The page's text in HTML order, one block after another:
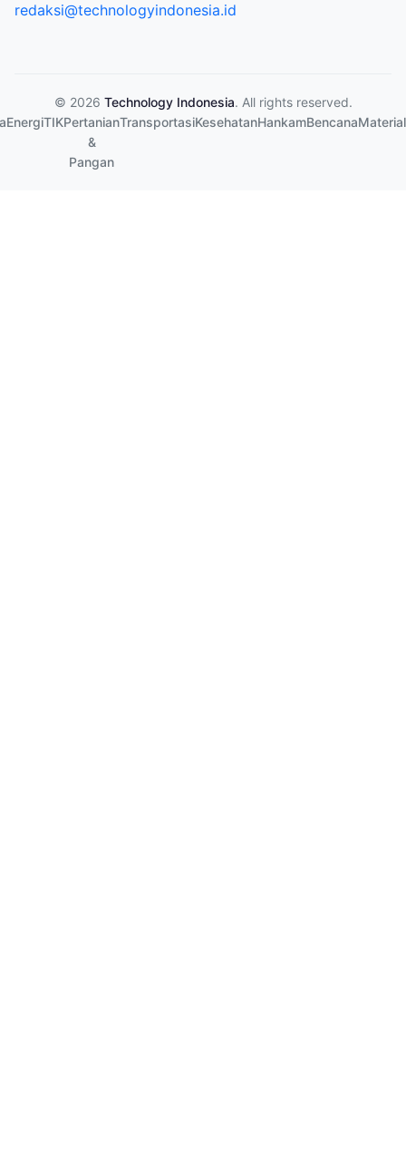
redaksi@technologyindonesia.id
© 2026 Technology Indonesia. All rights reserved.
EnergiTIKPertanian
&
Pangan
TransportasiKesehatanHankamBencanaMaterial